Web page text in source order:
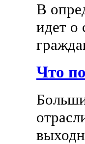
В
идет о
Что